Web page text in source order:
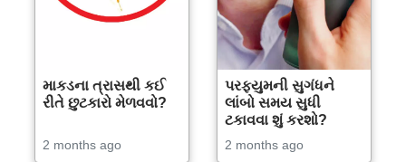
માકડના ત્રાસથી કઈ
રીતે છુટકારો મેળવવો?
2 months ago
પરફ્યુમની સુગંધને
લાંબો સમય સુધી
ટકાવવા શું કરશો?
2 months ago